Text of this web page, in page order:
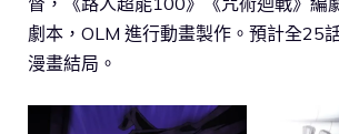
劇本，OLM 進行動畫製作。預計全25
漫畫結局。